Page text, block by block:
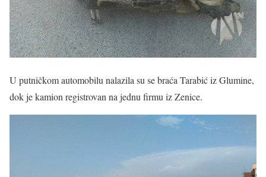
U putničkom automobilu nalazila su se braća Tarabić iz Glumine,
dok je kamion registrovan na jednu firmu iz Zenice.